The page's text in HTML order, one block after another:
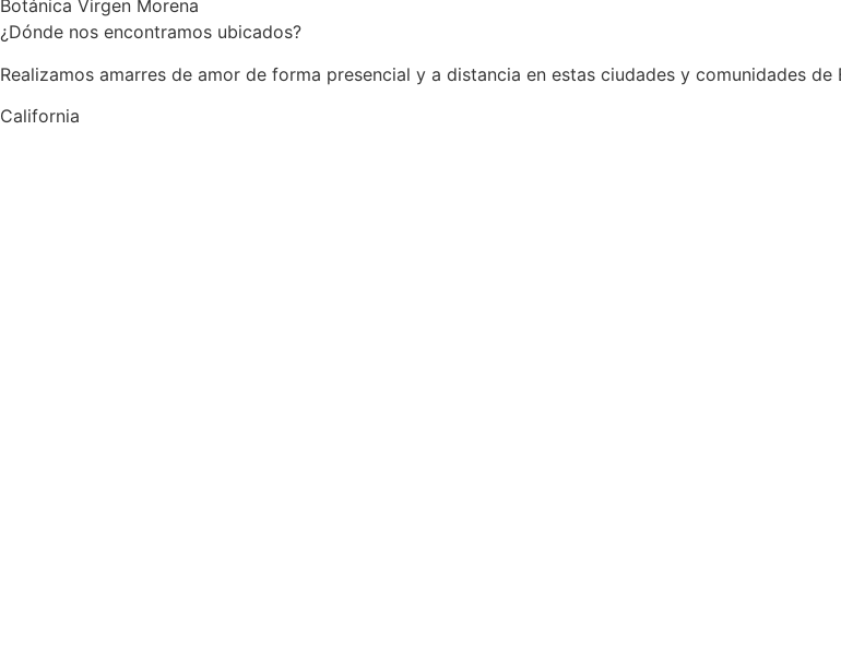
Botánica Virgen Morena
¿Dónde nos encontramos ubicados?
Realizamos amarres de amor de forma presencial y a distancia en estas ciudades y comunidades de
California